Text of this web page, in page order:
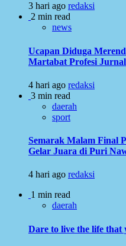
3 hari ago redaksi
2 min read
news
Ucapan Diduga
Martabat Profesi
4 hari ago redaksi
3 min read
daerah
sport
Semarak Malam Final
Gelar Juara di Puri
4 hari ago redaksi
1 min read
daerah
Dare to live the life that